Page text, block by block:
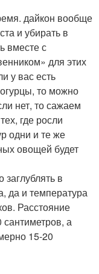
дайкон вообще
и убирать в
вместе с
для этих
у вас есть
то можно
нет, то сажаем
где росли
одни и те же
овощей будет
в
да и температура
Расстояние
а
15-20